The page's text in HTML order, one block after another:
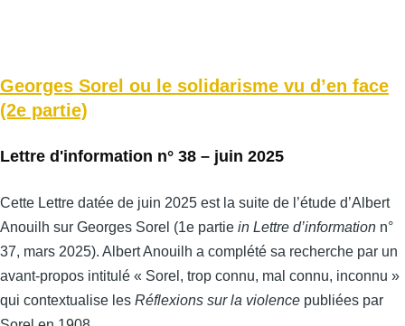
Georges Sorel ou le solidarisme vu d’en face
(2e partie)
Lettre d'information n° 38 – juin 2025
Cette Lettre datée de juin 2025 est la suite de l’étude d’Albert
Anouilh sur Georges Sorel (1e partie in Lettre d’information n°
37, mars 2025). Albert Anouilh a complété sa recherche par un
avant-propos intitulé « Sorel, trop connu, mal connu, inconnu »
qui contextualise les Réflexions sur la violence publiées par